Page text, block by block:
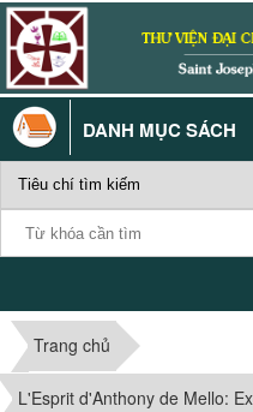
DANH MỤC SÁCH
Trang chủ
L'Esprit d'Anthony de Mello: